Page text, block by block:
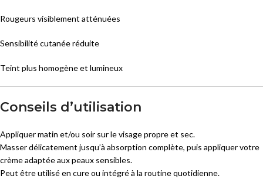
Rougeurs visiblement atténuées
Sensibilité cutanée réduite
Teint plus homogène et lumineux
Conseils d’utilisation
Appliquer matin et/ou soir sur le visage propre et sec.
Masser délicatement jusqu’à absorption complète, puis appliquer votre
crème adaptée aux peaux sensibles.
Peut être utilisé en cure ou intégré à la routine quotidienne.